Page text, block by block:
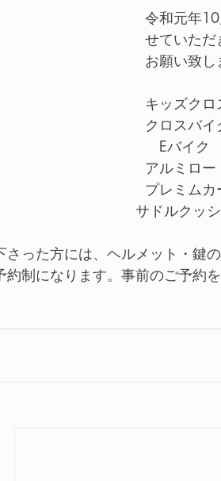
令和元年
せていただ
お願い致し
キッズク
クロスバ
Eバイク
アルミロ
プレミム
ッション
った方には、ヘルメット・鍵の
予約制になります。事前